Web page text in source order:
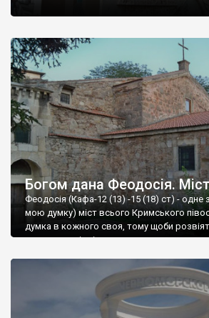
Богом дана Феодосія.
Феодосія (Кафа-12 (13) -15 (18) ст) - одне
мою думку) міст всього Кримського
думка в кожного своя, тому щоби
запрошую відвідати це